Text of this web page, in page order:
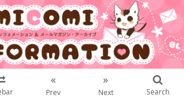
«
Prev
»
Next Search